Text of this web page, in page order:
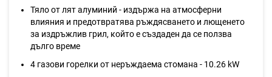
Тяло от лят алуминий - издържа на атмосферни
влияния и предотвратява ръждясването и лющенето
за издръжлив грил, който е създаден да се ползва
дълго време
4 газови горелки от неръждаема стомана - 10.26 kW